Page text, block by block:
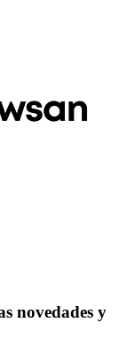
novedades y